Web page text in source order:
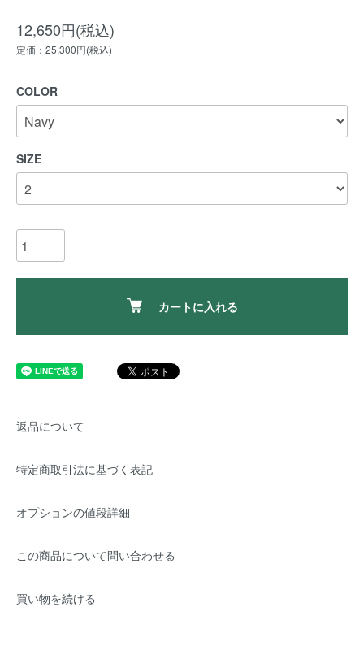
12,650円(税込)
定価：25,300円(税込)
COLOR
SIZE
カートに入れる
返品について
特定商取引法に基づく表記
オプションの値段詳細
この商品について問い合わせる
買い物を続ける